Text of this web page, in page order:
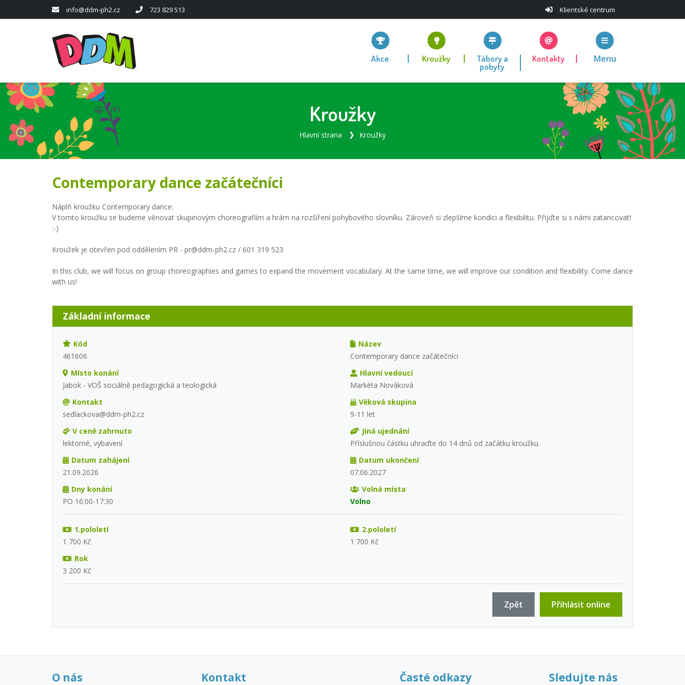
info@ddm-ph2.cz 723 829 513 Klientské centrum
Akce Kroužky Tábory a
pobyty
Kontakty Menu
Kroužky
Hlavní strana Kroužky
Contemporary dance začátečníci
Náplň kroužku Contemporary dance:
V tomto kroužku se budeme věnovat skupinovým choreografiím a hrám na rozšíření pohybového slovníku. Zároveň si zlepšíme kondici a flexibilitu. Přijďte si s námi zatancovat!
:-)
Kroužek je otevřen pod oddělením PR - pr@ddm-ph2.cz / 601 319 523
In this club, we will focus on group choreographies and games to expand the movement vocabulary. At the same time, we will improve our condition and flexibility. Come dance
with us!
Základní informace
Kód
461606
Název
Contemporary dance začátečníci
Místo konání
Jabok - VOŠ sociálně pedagogická a teologická
Hlavní vedoucí
Markéta Nováková
Kontakt
sedlackova@ddm-ph2.cz
Věková skupina
9-11 let
V ceně zahrnuto
lektorné, vybavení
Jiná ujednání
Příslušnou částku uhraďte do 14 dnů od začátku kroužku.
Datum zahájení
21.09.2026
Datum ukončení
07.06.2027
Dny konání
PO 16:00-17:30
Volná místa
Volno
1.pololetí
1 700 Kč
2.pololetí
1 700 Kč
Rok
3 200 Kč
Přihlásit online
Zpět
O nás Kontakt Časté odkazy Sledujte nás